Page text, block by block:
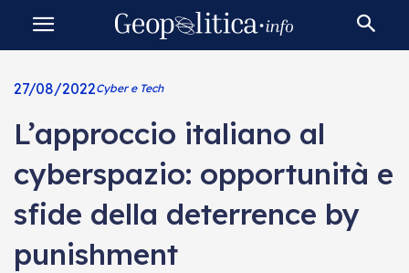
27/08/2022Cyber e Tech
L’approccio italiano al
cyberspazio: opportunità e
sfide della deterrence by
punishment